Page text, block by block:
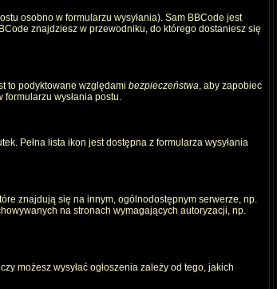
osobno w formularzu wysyłania). Sam BBCode jest
znajdziesz w przewodniku, do którego dostaniesz się
to podyktowane względami bezpieczeństwa, aby zapobiec
wysłania postu.
Pełna lista ikon jest dostępna z formularza wysyłania
znajdują się na innym, ogólnodostępnym serwerze, np.
na stronach wymagających autoryzacji, np.
możesz wysyłać ogłoszenia zależy od tego, jakich